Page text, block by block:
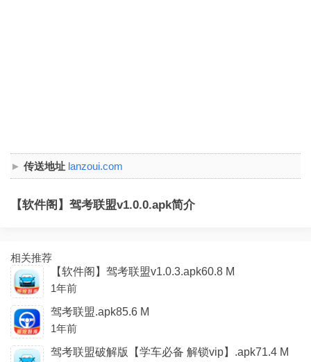
传送地址 lanzoui.com
【软件阁】驾考联盟v1.0.0.apk简介
相关推荐
【软件阁】驾考联盟v1.0.3.apk60.8 M
1年前
驾考联盟.apk85.6 M
1年前
驾考联盟破解版【学车必备 解锁vip】.apk71.4 M